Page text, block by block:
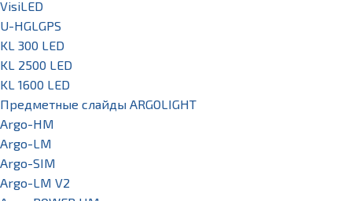
VisiLED
U-HGLGPS
KL 300 LED
KL 2500 LED
KL 1600 LED
Предметные слайды ARGOLIGHT
Argo-HM
Argo-LM
Argo-SIM
Argo-LM V2